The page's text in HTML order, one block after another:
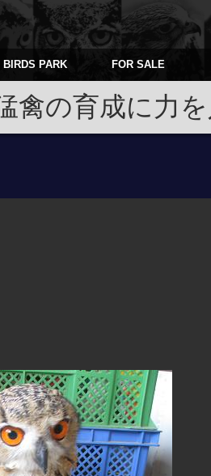
BIRDS PARK FOR SALE
禽の育成に力